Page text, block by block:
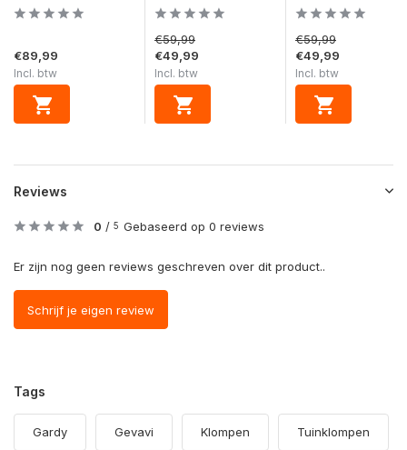
€89,99
Incl. btw
€59,99
€49,99
Incl. btw
€59,99
€49,99
Incl. btw
Reviews
0 / 5 Gebaseerd op 0 reviews
Er zijn nog geen reviews geschreven over dit product..
Schrijf je eigen review
Tags
Gardy Gevavi Klompen Tuinklompen